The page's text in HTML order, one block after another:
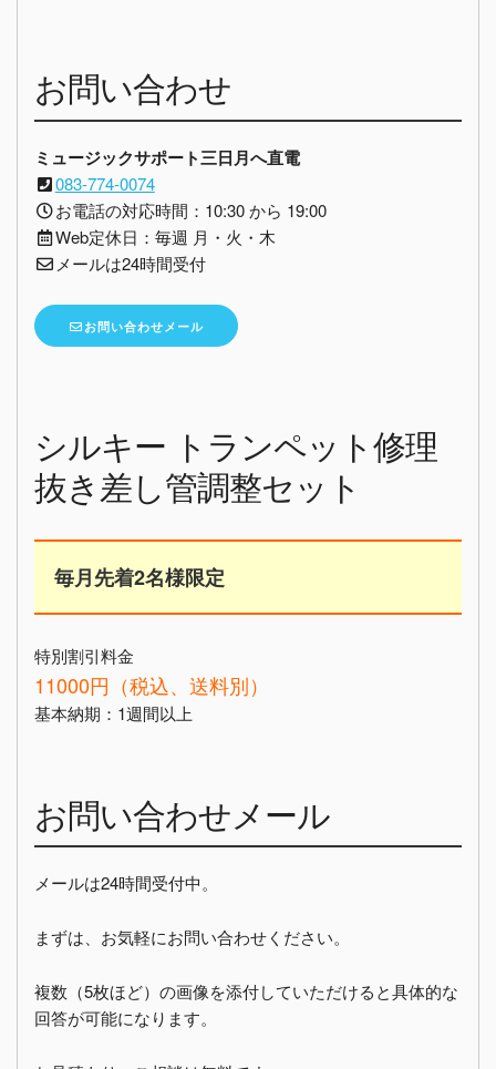
お問い合わせ
ミュージックサポート三日月へ直電
083-774-0074
お電話の対応時間：10:30 から 19:00
Web定休日：毎週 月・火・木
メールは24時間受付
お問い合わせメール
シルキー トランペット修理
抜き差し管調整セット
毎月先着2名様限定
特別割引料金
11000円（税込、送料別）
基本納期：1週間以上
お問い合わせメール
メールは24時間受付中。
まずは、お気軽にお問い合わせください。
複数（5枚ほど）の画像を添付していただけると具体的な
回答が可能になります。